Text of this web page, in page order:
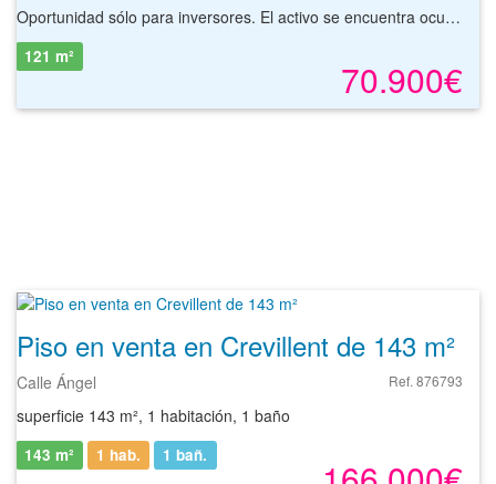
Oportunidad sólo para inversores. El activo se encuentra ocupado por personas sin justo título. Debido al estado ocupacional del activo, no se pueden realizar visitas al mismo. Piso de segunda mano en venta situado en Crevillent (Alicante). Cuenta con una superficie de 121 m² distribuidos en varias dependencias y servicios. Se localiza en un edificio residencial y en sus inmediaciones dispone de todo tipo de servicios alrededor. Se vende junto con plaza de garaje en el mismo edificio. Tiene buena comunicación tanto por transporte público como por transporte privado. Podrá encontrar la vivienda que necesita y asegurar su inversión con el mejor de los asesoramientos especializados. Empiece ahora mismo pidiendo más información. Un responsable cercano a usted le atenderá personalmente.
70.900€
121 m²
Piso en venta en Crevillent de 143 m²
Calle Ángel Ref. 876793
superficie 143 m², 1 habitación, 1 baño
143 m² 1 hab. 1 bañ.